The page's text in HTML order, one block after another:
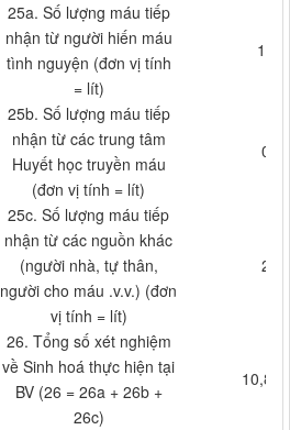
25a. Số lượng máu tiếp
nhận từ người hiến máu
tình nguyện (đơn vị tính
= lít)
10
25b. Số lượng máu tiếp
nhận từ các trung tâm
Huyết học truyền máu
(đơn vị tính = lít)
0
25c. Số lượng máu tiếp
nhận từ các nguồn khác
(người nhà, tự thân,
người cho máu .v.v.) (đơn
vị tính = lít)
2
26. Tổng số xét nghiệm
về Sinh hoá thực hiện tại
BV (26 = 26a + 26b +
26c)
10,837